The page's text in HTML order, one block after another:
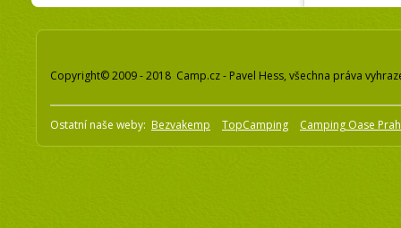
Copyright© 2009 - 2018 Camp.cz - Pavel Hess, všechna práva
Ostatní naše weby: Bezvakemp TopCamping Camping Oase